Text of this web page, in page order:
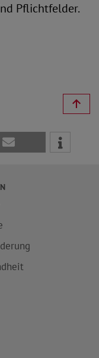
Pflichtfelder.